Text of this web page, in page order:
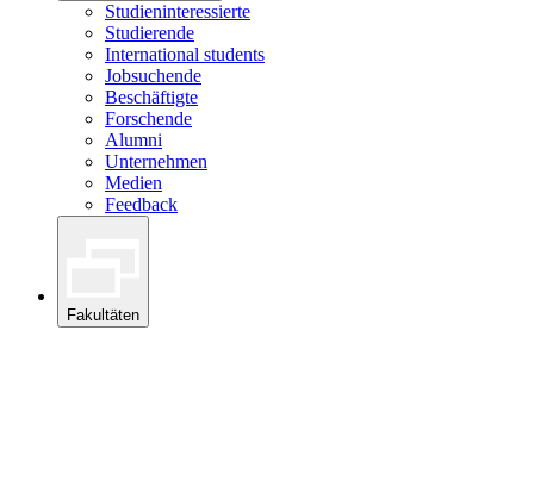
Studieninteressierte
Studierende
International students
Jobsuchende
Beschäftigte
Forschende
Alumni
Unternehmen
Medien
Feedback
Fakultäten